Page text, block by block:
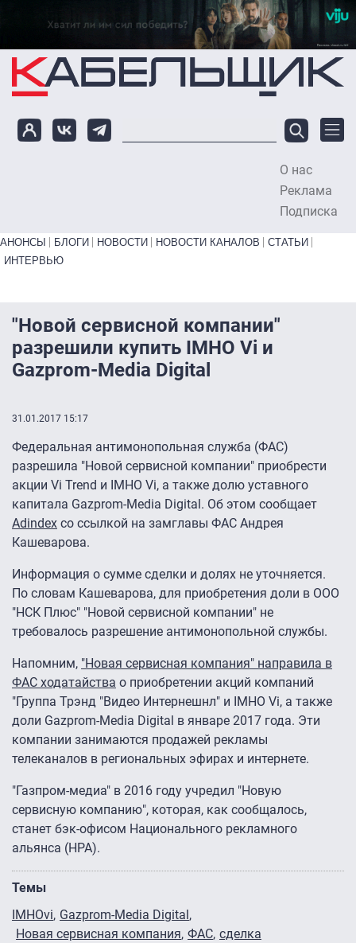
Перейти к основному содержанию
О нас
Реклама
Подписка
Primary links bottom
АНОНСЫ БЛОГИ НОВОСТИ НОВОСТИ КАНАЛОВ
СТАТЬИ
ИНТЕРВЬЮ
"Новой сервисной компании"
разрешили купить IMHO Vi и
Gazprom-Media Digital
31.01.2017 15:17
Федеральная антимонопольная служба (ФАС)
разрешила "Новой сервисной компании" приобрести
акции Vi Trend и IMHO Vi, а также долю уставного
капитала Gazprom-Media Digital. Об этом сообщает
Adindex со ссылкой на замглавы ФАС Андрея
Кашеварова.
Информация о сумме сделки и долях не уточняется.
По словам Кашеварова, для приобретения доли в ООО
"НСК Плюс" "Новой сервисной компании" не
требовалось разрешение антимонопольной службы.
Напомним, "Новая сервисная компания" направила в
ФАС ходатайства о приобретении акций компаний
"Группа Трэнд "Видео Интернешнл" и IMHO Vi, а также
доли Gazprom-Media Digital в январе 2017 года. Эти
компании занимаются продажей рекламы
телеканалов в региональных эфирах и интернете.
"Газпром-медиа" в 2016 году учредил "Новую
сервисную компанию", которая, как сообщалось,
станет бэк-офисом Национального рекламного
альянса (НРА).
Темы
IMHOvi Gazprom-Media Digital
Новая сервисная компания ФАС сделка